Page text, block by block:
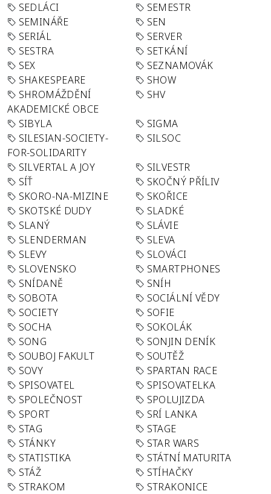
SEDLÁCI
SEMESTR
SEMINÁŘE
SEN
SERIÁL
SERVER
SESTRA
SETKÁNÍ
SEX
SEZNAMOVÁK
SHAKESPEARE
SHOW
SHROMÁŽDĚNÍ
AKADEMICKÉ OBCE
SHV
SIBYLA
SIGMA
SILESIAN-SOCIETY-
FOR-SOLIDARITY
SILSOC
SILVERTAL A JOY
SILVESTR
SÍŤ
SKOČNÝ PŘÍLIV
SKORO-NA-MIZINE
SKOŘICE
SKOTSKÉ DUDY
SLADKÉ
SLANÝ
SLÁVIE
SLENDERMAN
SLEVA
SLEVY
SLOVÁCI
SLOVENSKO
SMARTPHONES
SNÍDANĚ
SNÍH
SOBOTA
SOCIÁLNÍ VĚDY
SOCIETY
SOFIE
SOCHA
SOKOLÁK
SONG
SONJIN DENÍK
SOUBOJ FAKULT
SOUTĚŽ
SOVY
SPARTAN RACE
SPISOVATEL
SPISOVATELKA
SPOLEČNOST
SPOLUJIZDA
SPORT
SRÍ LANKA
STAG
STAGE
STÁNKY
STAR WARS
STATISTIKA
STÁTNÍ MATURITA
STÁŽ
STÍHAČKY
STRAKOM
STRAKONICE